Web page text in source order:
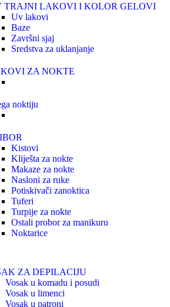
TRAJNI LAKOVI I KOLOR GELOVI
Uv lakovi
Baze
Završni sjaj
Sredstva za uklanjanje
ZA NOKTE
noktiju
Kistovi
Kliješta za nokte
Makaze za nokte
Nasloni za ruke
Potiskivači zanoktica
Tuferi
Turpije za nokte
Ostali probor za manikuru
Noktarice
ZA DEPILACIJU
Vosak u komadu i posudi
Vosak u limenci
Vosak u patroni